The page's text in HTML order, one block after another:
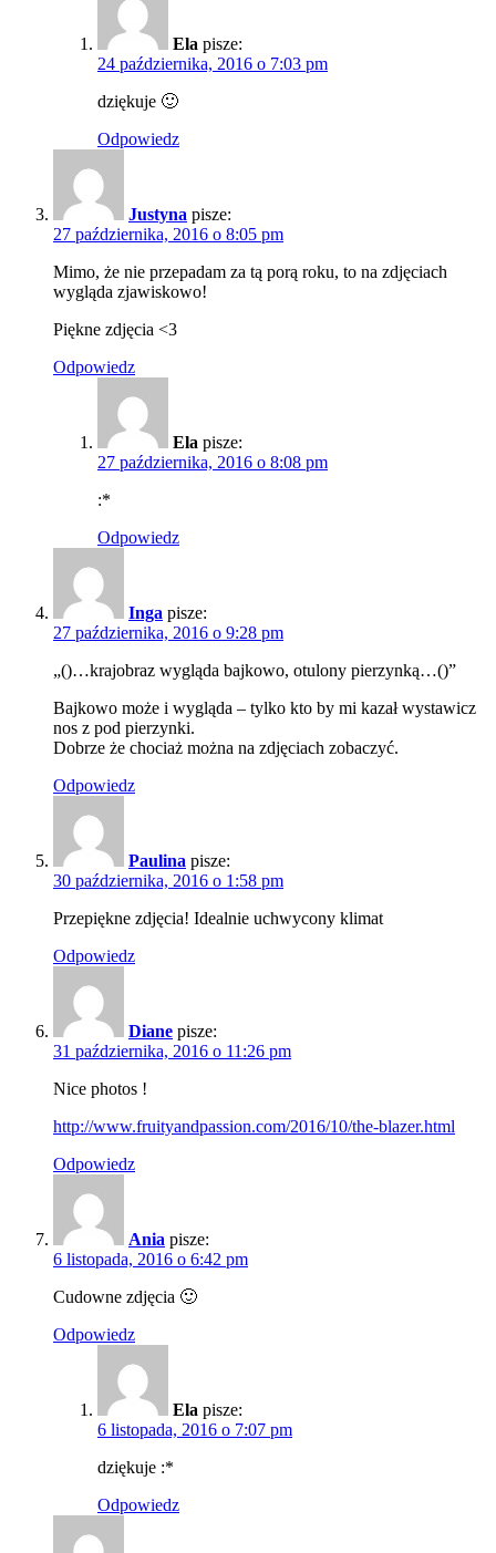
Ela pisze:
24 października, 2016 o 7:03 pm
dziękuje 🙂
Odpowiedz
Justyna pisze:
27 października, 2016 o 8:05 pm
Mimo, że nie przepadam za tą porą roku, to na zdjęciach
wygląda zjawiskowo!
Piękne zdjęcia <3
Odpowiedz
Ela pisze:
27 października, 2016 o 8:08 pm
:*
Odpowiedz
Inga pisze:
27 października, 2016 o 9:28 pm
„()…krajobraz wygląda bajkowo, otulony pierzynką…()”
Bajkowo może i wygląda – tylko kto by mi kazał wystawicz
nos z pod pierzynki.
Dobrze że chociaż można na zdjęciach zobaczyć.
Odpowiedz
Paulina pisze:
30 października, 2016 o 1:58 pm
Przepiękne zdjęcia! Idealnie uchwycony klimat
Odpowiedz
Diane pisze:
31 października, 2016 o 11:26 pm
Nice photos !
http://www.fruityandpassion.com/2016/10/the-blazer.html
Odpowiedz
Ania pisze:
6 listopada, 2016 o 6:42 pm
Cudowne zdjęcia 🙂
Odpowiedz
Ela pisze:
6 listopada, 2016 o 7:07 pm
dziękuje :*
Odpowiedz